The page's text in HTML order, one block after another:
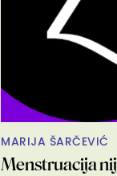
MARIJA ŠARČEVIĆ
Menstruacija